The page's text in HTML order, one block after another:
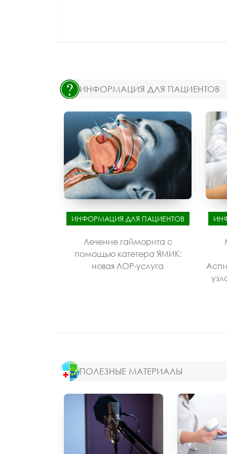
ИНФОРМАЦИЯ ДЛЯ ПАЦИЕНТОВ
ИНФОРМАЦИЯ ДЛЯ ПАЦИЕНТОВ
Лечение гайморита с
помощью катетера ЯМИК:
новая ЛОР-услуга
ПОЛЕЗНЫЕ МАТЕРИАЛЫ